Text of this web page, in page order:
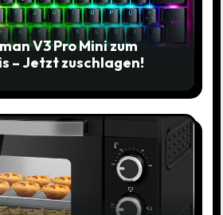
V3 Pro Mini zum
– Jetzt zuschlagen!